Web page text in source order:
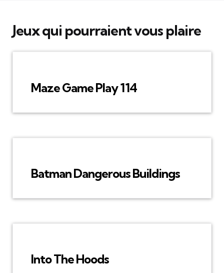
Jeux qui pourraient vous plaire
Maze Game Play 114
Batman Dangerous Buildings
Into The Hoods